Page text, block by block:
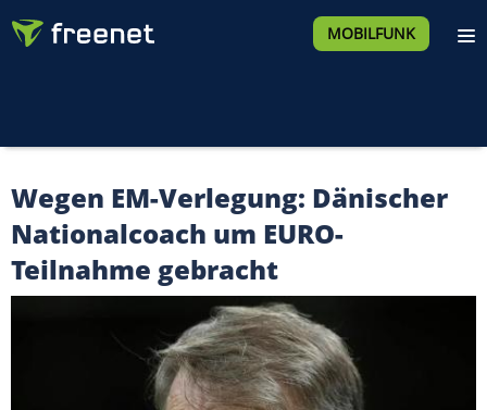
MOBILFUNK
Wegen EM-Verlegung: Dänischer
Nationalcoach um EURO-
Teilnahme gebracht